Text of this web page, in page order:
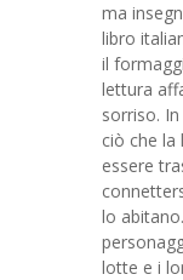
ma
libro
il
lettura
sorriso.
ciò che la
essere
lo
lotte e i